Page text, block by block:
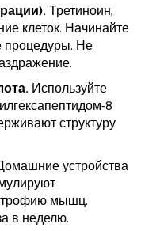
Третиноин,
клеток. Начинайте
процедуры. Не
Используйте
8
структуру
устройства
мышц.
в неделю.